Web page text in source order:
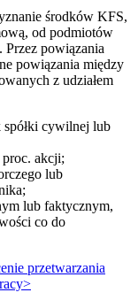
środków KFS,
od podmiotów
powiązania
powiązania między
z udziałem
spółki cywilnej lub
akcji;
lub
lub faktycznym,
co do
przetwarzania